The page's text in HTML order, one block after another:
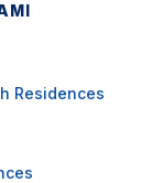
Residences